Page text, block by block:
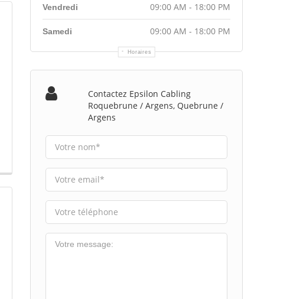
Horaires
Vendredi 09:00 AM - 18:00 PM
Samedi 09:00 AM - 18:00 PM
Contactez Epsilon Cabling
Roquebrune / Argens, Quebrune /
Argens